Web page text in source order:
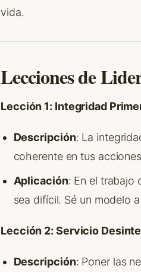
vida.
Lecciones de
Lección 1: Integridad
Descripción: La
coherente en tus
Aplicación: En el trabajo
sea difícil. Sé un modelo
Lección 2: Servicio
Descripción: Poner las